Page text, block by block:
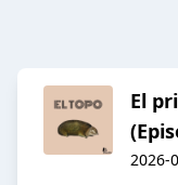
El
2026-